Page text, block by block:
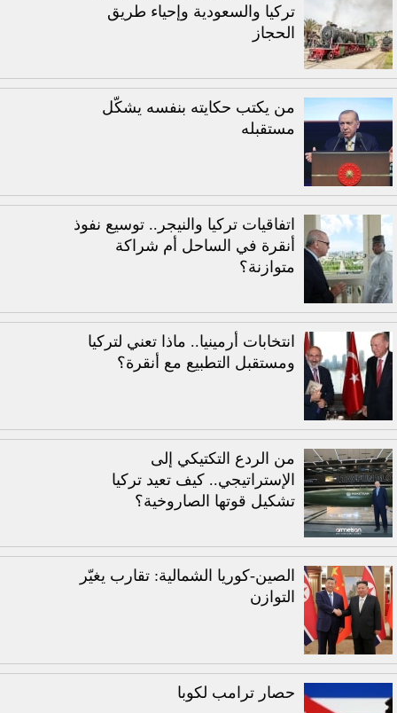
تركيا والسعودية وإحياء طريق
الحجاز
من يكتب حكايته بنفسه يشكّل
مستقبله
اتفاقيات تركيا والنيجر.. توسيع نفوذ
أنقرة في الساحل أم شراكة
متوازنة؟
انتخابات أرمينيا.. ماذا تعني لتركيا
ومستقبل التطبيع مع أنقرة؟
من الردع التكتيكي إلى
الإستراتيجي.. كيف تعيد تركيا
تشكيل قوتها الصاروخية؟
الصين-كوريا الشمالية: تقارب يغيّر
التوازن
حصار ترامب لكوبا